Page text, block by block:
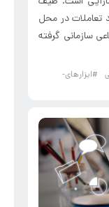
تعاملات در محل
سازمانی گرفته
#ابزارهای-